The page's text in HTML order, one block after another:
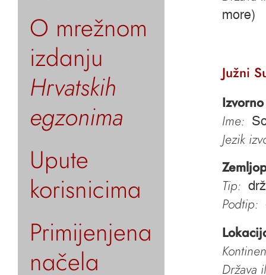
O mrežnom
izdanju
Hrvatskih
egzonima
Upute
korisnicima
Primijenjena
načela
more)
Južni
Ime:
Jezik
Tip:
Podtip:
Država